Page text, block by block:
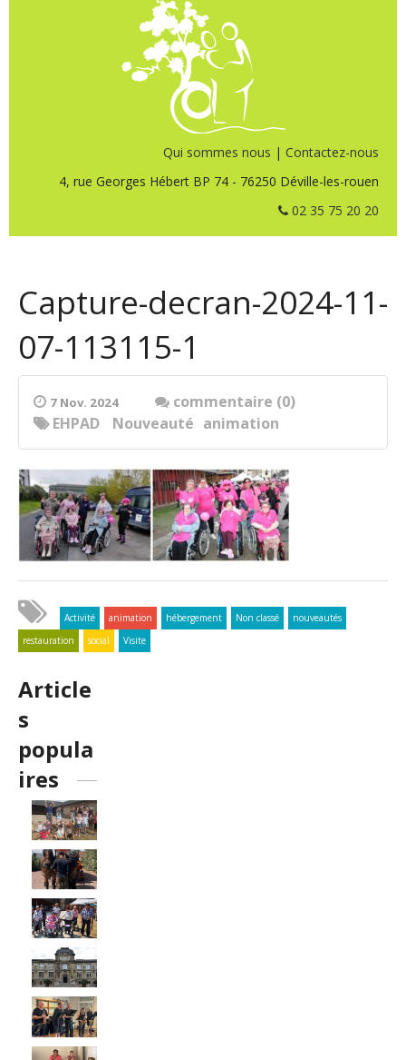
Qui sommes nous | Contactez-nous
4, rue Georges Hébert BP 74 - 76250 Déville-les-rouen
02 35 75 20 20
Capture-decran-2024-11-
07-113115-1
7 Nov. 2024
commentaire (0)
animation
EHPAD Nouveauté
Activité animation hébergement Non classé
nouveautés
restauration
social Visite
Article
s
popula
ires